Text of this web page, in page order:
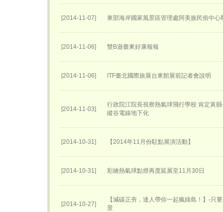
[2014-11-07] 東部海岸國家風景區管理處阿美族民俗中
[2014-11-06] 雙B遊臺東好康報報
[2014-11-06] ITF臺北國際旅展台東館展前記者會說明
[2014-11-03]
行政院江院長視察熱氣球飛行學校 肯定黃
縱谷電線地下化
[2014-10-31] 【2014年11月份駐點展演活動】
[2014-10-31] 彩繪熱氣球點燈再度延展至11月30日
[2014-10-27]
【減碳正夯，達人帶你一起瘋綠島！】-只
景